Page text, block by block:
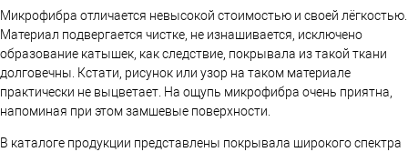
Микрофибра отличается невысокой стоимостью и своей лёгкостью.
Материал подвергается чистке, не изнашивается, исключено
образование катышек, как следствие, покрывала из такой ткани
долговечны. Кстати, рисунок или узор на таком материале
практически не выцветает. На ощупь микрофибра очень приятна,
напоминая при этом замшевые поверхности.
В каталоге продукции представлены покрывала широкого спектра